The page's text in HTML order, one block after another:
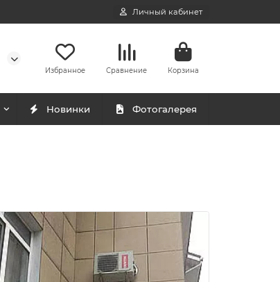
Личный кабинет
Избранное Сравнение Корзина
Новинки Фотогалерея